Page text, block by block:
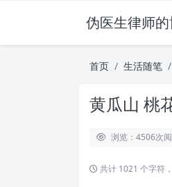
伪医生律师
首页 生活随笔
黄瓜山 桃
浏览：4506次
共计 1021 个字符